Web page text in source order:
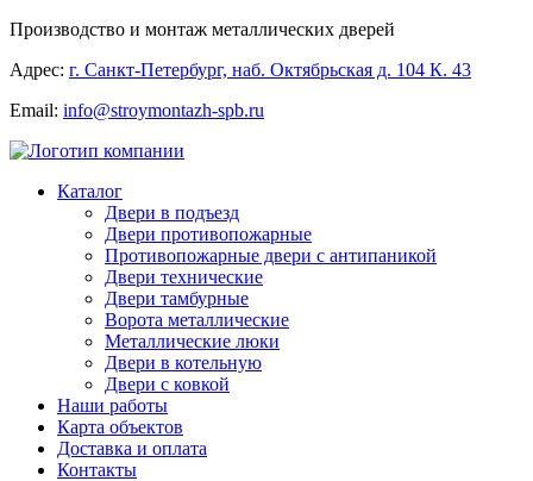
Производство и монтаж металлических дверей
Адрес: г. Санкт-Петербург, наб. Октябрьская д. 104 К. 43
Email: info@stroymontazh-spb.ru
Каталог
Двери в подъезд
Двери противопожарные
Противопожарные двери с антипаникой
Двери технические
Двери тамбурные
Ворота металлические
Металлические люки
Двери в котельную
Двери с ковкой
Наши работы
Карта объектов
Доставка и оплата
Контакты